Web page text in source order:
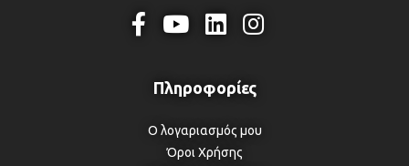
Ο λογαριασμός μου
Όροι Χρήσης